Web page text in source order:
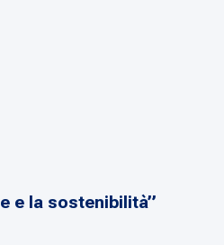
e la sostenibilità”